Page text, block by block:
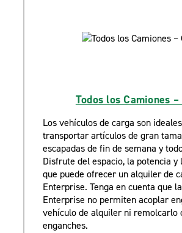
Todos los Camiones
Los vehículos de carga son
transportar artículos de gran
escapadas de fin de semana y
Disfrute del espacio, la potencia
que puede ofrecer un alquiler de
Enterprise. Tenga en cuenta que
Enterprise no permiten acoplar
vehículo de alquiler ni remolcarlo
enganches.